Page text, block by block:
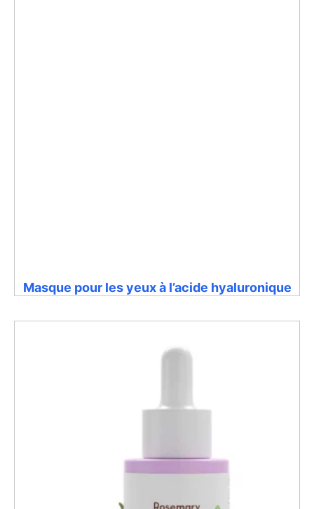
Masque pour les yeux à l’acide hyaluronique